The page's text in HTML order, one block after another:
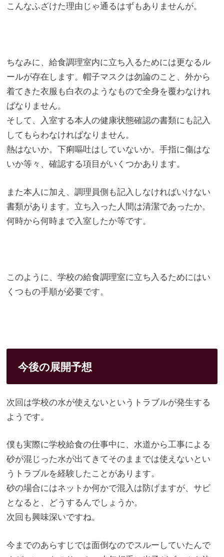
こんなふざけた理由じゃ通るはずもありませんが。
ちなみに、 給食調理室内に立ち入るためには更なるル
ールが存在します。帽子マスクは勿論のこと、 外から
着てきた衣服も白衣のようなもので全身を覆わなけれ
ばなり ません。
そして、
入室する本人の健康状態確認の書類にも記入
してもらわなければなりません。
熱はないか。下痢嘔吐はしていないか。手指に傷はな
いか等々、 確認する項目がいくつかあります。
また本人に加え、 調理員側も記入しなければいけない
書類があります。 立ち入った人間は清潔であったか。
何時から何時まで入室したか等です。
このように、 学校の給食調理室に立ち入るためにはい
くつもの手順が必要です。
今後の展開予想
次回は学校の水が使えないというトラブルが発生する
ようです。
僕も実際に学校給食の仕事中に、 水道から工事による
砂が混じった水が出てきてそのままでは使えないとい
うトラブルを経験したことがあります。
砂の場合にはネットか何かで混入は防げますが、サビ
となると、 どうするんでしょうか。
次回も興味深いですね。
今までのあらすじでは面倒なのでスルーしていたんで